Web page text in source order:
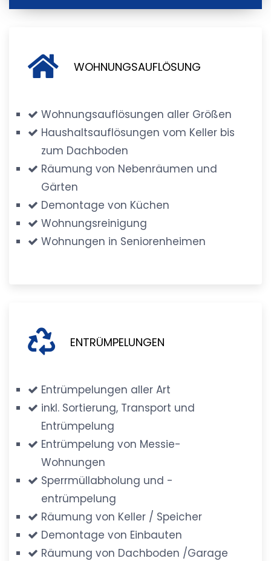
WOHNUNGSAUFLÖSUNG
Wohnungsauflösungen aller Größen
Haushaltsauflösungen vom Keller bis
zum Dachboden
Räumung von Nebenräumen und
Gärten
Demontage von Küchen
Wohnungsreinigung
Wohnungen in Seniorenheimen
ENTRÜMPELUNGEN
Entrümpelungen aller Art
inkl. Sortierung, Transport und
Entrümpelung
Entrümpelung von Messie-
Wohnungen
Sperrmüllabholung und -
entrümpelung
Räumung von Keller / Speicher
Demontage von Einbauten
Räumung von Dachboden /Garage